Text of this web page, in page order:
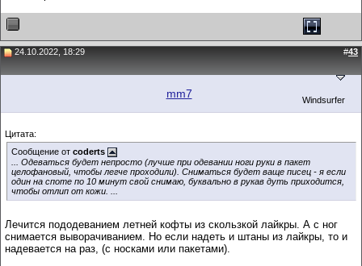
24.10.2022, 18:29 #43
mm7 Windsurfer
Цитата:
Сообщение от coderts
... Одеваться будет непросто (лучше при одевании ноги руки в пакет
целофановый, чтобы легче проходили). Сниматься будет ваще писец - я если
один на споте по 10 минут свой снимаю, буквально в рукав дуть приходится,
чтобы отлип от кожи. ...
Лечится пододеванием летней кофты из скользкой лайкры. А с ног
снимается выворачиванием. Но если надеть и штаны из лайкры, то и
надевается на раз, (с носками или пакетами).